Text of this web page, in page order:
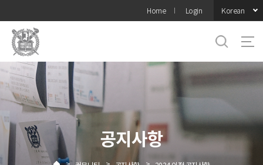
메뉴
Home Login Korean
공지사항